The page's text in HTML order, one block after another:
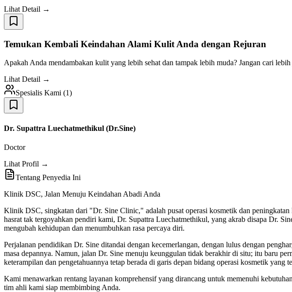
Lihat Detail →
Temukan Kembali Keindahan Alami Kulit Anda dengan Rejuran
Apakah Anda mendambakan kulit yang lebih sehat dan tampak lebih muda? Jangan cari
Lihat Detail →
Spesialis Kami (1)
Dr. Supattra Luechatmethikul (Dr.Sine)
Doctor
Lihat Profil →
Tentang Penyedia Ini
Klinik DSC, Jalan Menuju Keindahan Abadi Anda
Klinik DSC, singkatan dari "Dr. Sine Clinic," adalah pusat operasi kosmetik dan
hasrat tak tergoyahkan pendiri kami, Dr. Supattra Luechatmethikul, yang akrab disapa Dr.
mengubah kehidupan dan menumbuhkan rasa percaya diri.
Perjalanan pendidikan Dr. Sine ditandai dengan kecemerlangan, dengan lulus dengan
masa depannya. Namun, jalan Dr. Sine menuju keunggulan tidak berakhir di situ; itu baru
keterampilan dan pengetahuannya tetap berada di garis depan bidang operasi kosmetik yang
Kami menawarkan rentang layanan komprehensif yang dirancang untuk memenuhi
tim ahli kami siap membimbing Anda.